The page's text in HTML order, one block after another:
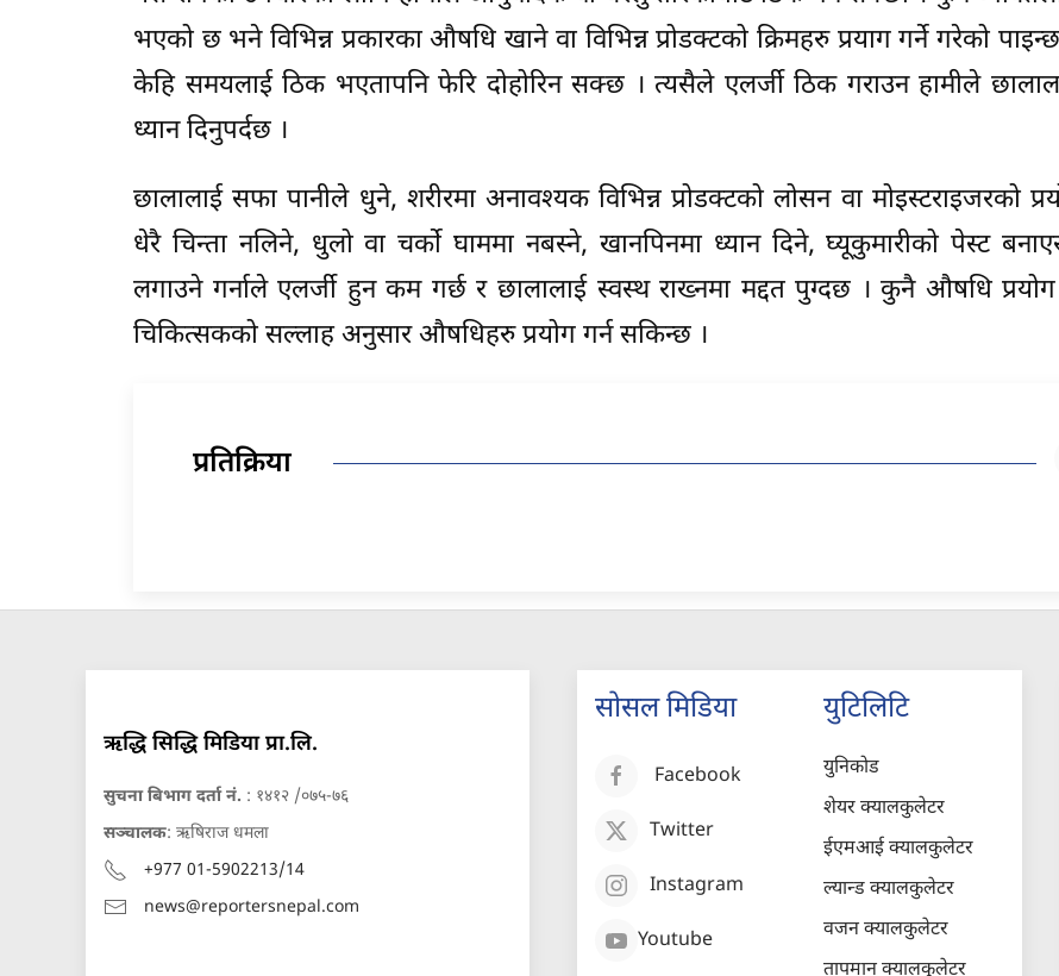
भएको छ भने विभिन्न प्रकारका औषधि खाने वा विभिन्न प्रोडक्टको क्रिमहरु प्रयाग गर्ने गरेको
केहि समयलाई ठिक भएतापनि फेरि दोहोरिन सक्छ । त्यसैले एलर्जी ठिक गराउन हामीले
ध्यान दिनुपर्दछ ।
छालालाई सफा पानीले धुने, शरीरमा अनावश्यक विभिन्न प्रोडक्टको लोसन वा मोइस्टराइजरको
धेरै चिन्ता नलिने, धुलो वा चर्को घाममा नबस्ने, खानपिनमा ध्यान दिने, घ्यूकुमारीको पेस्ट
लगाउने गर्नाले एलर्जी हुन कम गर्छ र छालालाई स्वस्थ राख्नमा मद्दत पुग्दछ । कुनै औषधि प्रयोग
चिकित्सकको सल्लाह अनुसार औषधिहरु प्रयोग गर्न सकिन्छ ।
प्रतिक्रिया
ऋद्धि सिद्धि मिडिया प्रा.लि.
सुचना बिभाग दर्ता नं. : १४१२ /०७५-७६
सञ्चालक: ऋषिराज धमला
+977 01-5902213/14
news@reportersnepal.com
सोसल मिडिया
Facebook
Twitter
Instagram
Youtube
युटिलिटि
युनिकोड
शेयर क्यालकुलेटर
ईएमआई क्यालकुलेटर
ल्यान्ड क्यालकुलेटर
वजन क्यालकुलेटर
तापमान क्यालकुलेटर